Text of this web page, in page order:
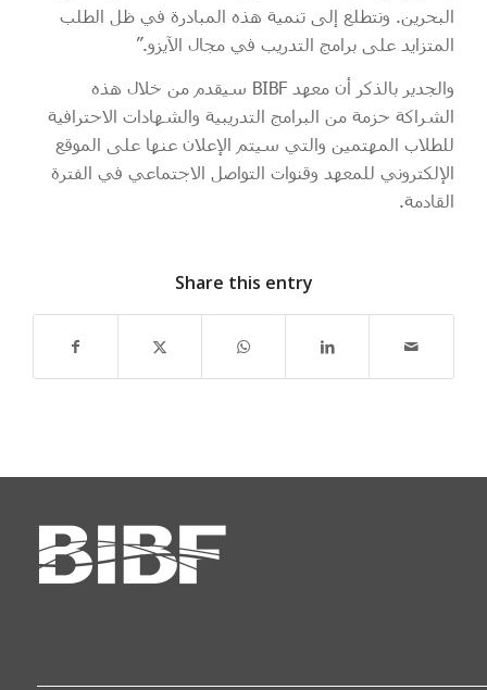
البحرين. ونتطلع إلى تنمية هذه المبادرة في ظل الطلب
المتزايد على برامج التدريب في مجال الآيزو.”
والجدير بالذكر أن معهد BIBF سيقدم من خلال هذه
الشراكة حزمة من البرامج التدريبية والشهادات الاحترافية
للطلاب المهتمين والتي سيتم الإعلان عنها على الموقع
الإلكتروني للمعهد وقنوات التواصل الاجتماعي في الفترة
القادمة.
Share this entry